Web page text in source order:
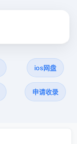
ios网盘
申请收录